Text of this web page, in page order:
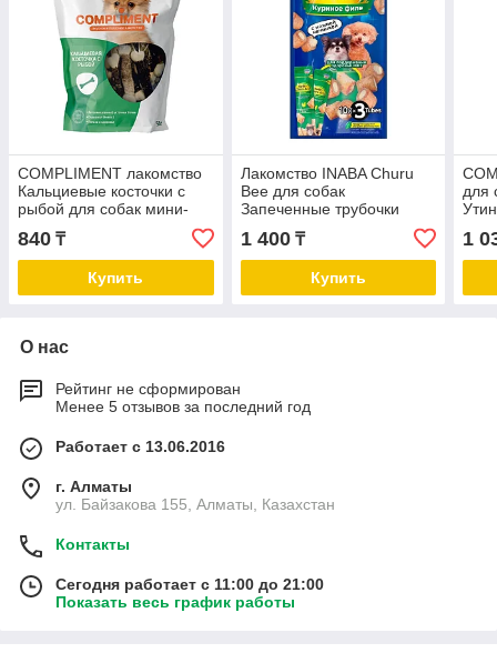
COMPLIMENT лакомство
Кальциевые косточки с
рыбой для собак мини-
пород
840 ₸
Купить
Лакомство INABA Churu
Bee для собак
Запеченные трубочки
Куриное филе для
поддержания здоровья
ЖКТ 30 г
1 400₸
Купить
для
1
О нас
Рейтинг не сформирован
Менее 5 отзывов за последний год
Работает с 13.06.2016
г. Алматы
ул. Байзакова 155, Алматы, Казахстан
Контакты
Сегодня работает с 11:00 до 21:00
Показать весь график работы